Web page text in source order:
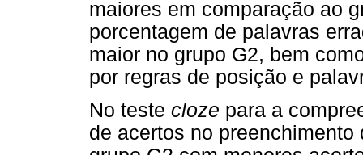
maiores em comparação ao
porcentagem de palavras
maior no grupo G2, bem
por regras de posição e
No teste cloze para a
de acertos no